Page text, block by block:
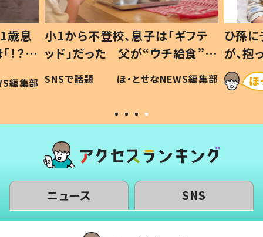
歳息
？」
編集部
小1から不登校、息子は「ギフテ
ッド」だった 父が“ウチ給食”を
作り続ける理由とは #令和の親
#令和の子
SNSで話題 ほ・とせなNEWS編集部
ひ孫
が、
「涙が
い」
ニュース SNS